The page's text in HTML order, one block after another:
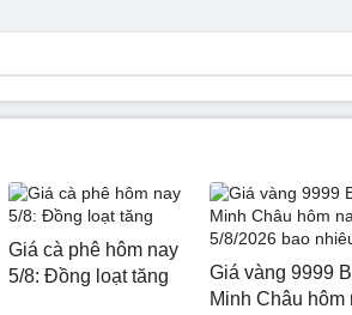
Giá cà phê hôm nay
5/8: Đồng loạt tăng
Giá vàng 9999
Minh Châu hôm